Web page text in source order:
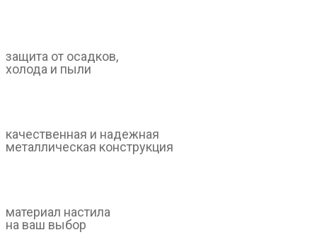
защита от осадков,
холода и пыли
качественная и надежная
металлическая конструкция
материал настила
на ваш выбор